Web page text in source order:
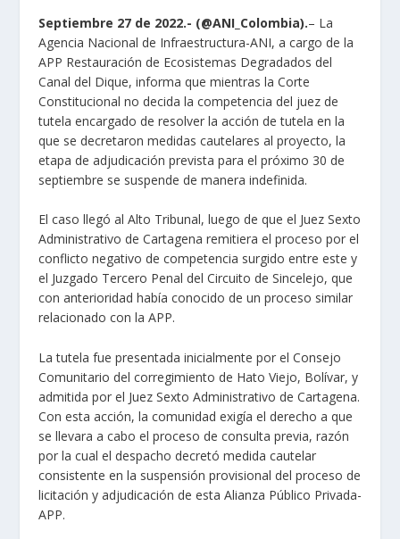
Septiembre 27 de 2022.- (@ANI_Colombia).– La
Agencia Nacional de Infraestructura-ANI, a cargo de la
APP Restauración de Ecosistemas Degradados del
Canal del Dique, informa que mientras la Corte
Constitucional no decida la competencia del juez de
tutela encargado de resolver la acción de tutela en la
que se decretaron medidas cautelares al proyecto, la
etapa de adjudicación prevista para el próximo 30 de
septiembre se suspende de manera indefinida.
El caso llegó al Alto Tribunal, luego de que el Juez Sexto
Administrativo de Cartagena remitiera el proceso por el
conflicto negativo de competencia surgido entre este y
el Juzgado Tercero Penal del Circuito de Sincelejo, que
con anterioridad había conocido de un proceso similar
relacionado con la APP.
La tutela fue presentada inicialmente por el Consejo
Comunitario del corregimiento de Hato Viejo, Bolívar, y
admitida por el Juez Sexto Administrativo de Cartagena.
Con esta acción, la comunidad exigía el derecho a que
se llevara a cabo el proceso de consulta previa, razón
por la cual el despacho decretó medida cautelar
consistente en la suspensión provisional del proceso de
licitación y adjudicación de esta Alianza Público Privada-
APP.